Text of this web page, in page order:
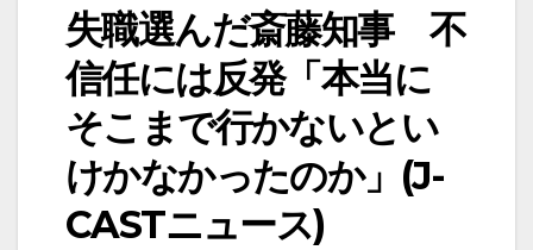
失職選んだ斎藤知事 不
信任には反発「本当に
そこまで行かないとい
けかなかったのか」(J-
CASTニュース)